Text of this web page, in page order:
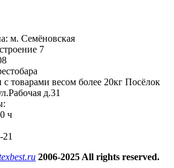
м. Семёновская
7
с товарами весом более 20кг Посёлок
д.31
ч
2006-2025 All rights reserved.